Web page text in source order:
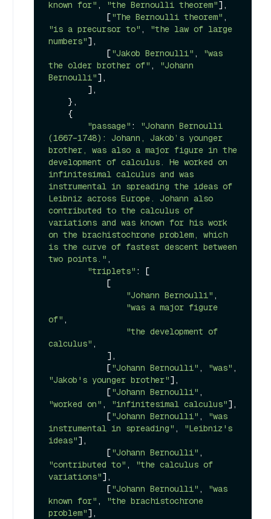
known for" , "the Bernoulli theorem"],
            [
"The Bernoulli theorem"
"is a precursor to" ,
"the law of large
numbers"],
            [
"Jakob Bernoulli" ,
"was
the older brother of" ,
"Johann
Bernoulli"],
"passage" :
"Johann Bernoulli
(1667–1748): Johann, Jakob’s younger
brother, was also a major figure in the
development of calculus. He worked on
infinitesimal calculus and was
instrumental in spreading the ideas of
Leibniz across Europe. Johann also
contributed to the calculus of
variations and was known for his work
on the brachistochrone problem, which
is the curve of fastest descent between
two points." ,
"triplets" : [
"Johann Bernoulli" ,
"was a major figure
of" ,
"the development of
calculus" ,
            [
"Johann Bernoulli" , "was"
"Jakob's younger brother"],
            [
"Johann Bernoulli"
"worked on" , "infinitesimal calculus"],
            [
"Johann Bernoulli" ,
"was
instrumental in spreading" ,
"Leibniz's
ideas"],
            [
"Johann Bernoulli"
"contributed to" ,
"the calculus of
variations"],
            [
"Johann Bernoulli" ,
"was
known for" ,
"the brachistochrone
problem"],